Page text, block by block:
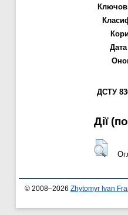
ДСТУ
Дії
© 2008–2026 Zhytomyr Ivan